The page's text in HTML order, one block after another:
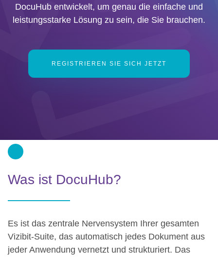
DocuHub entwickelt, um genau die einfache und
leistungsstarke Lösung zu sein, die Sie brauchen.
REGISTRIEREN SIE SICH JETZT
Was ist DocuHub?
Es ist das zentrale Nervensystem Ihrer gesamten
Vizibit-Suite, das automatisch jedes Dokument aus
jeder Anwendung vernetzt und strukturiert. Das